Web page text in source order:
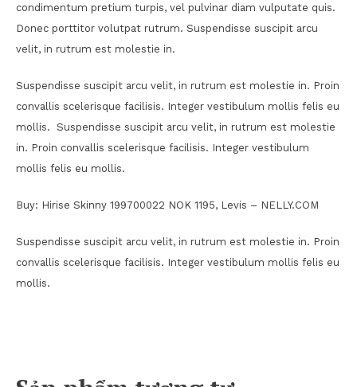
condimentum pretium turpis, vel pulvinar diam vulputate quis.
Donec porttitor volutpat rutrum. Suspendisse suscipit arcu
velit, in rutrum est molestie in.
Suspendisse suscipit arcu velit, in rutrum est molestie in. Proin
convallis scelerisque facilisis. Integer vestibulum mollis felis eu
mollis. Suspendisse suscipit arcu velit, in rutrum est molestie
in. Proin convallis scelerisque facilisis. Integer vestibulum
mollis felis eu mollis.
Buy: Hirise Skinny 199700022 NOK 1195, Levis – NELLY.COM
Suspendisse suscipit arcu velit, in rutrum est molestie in. Proin
convallis scelerisque facilisis. Integer vestibulum mollis felis eu
mollis.